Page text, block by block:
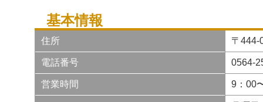
基本情報
住所 〒
電話番号 0564-
営業時間 9：00